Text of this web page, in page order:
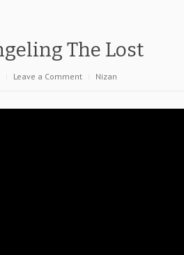
The Lost
Leave a Comment Nizan